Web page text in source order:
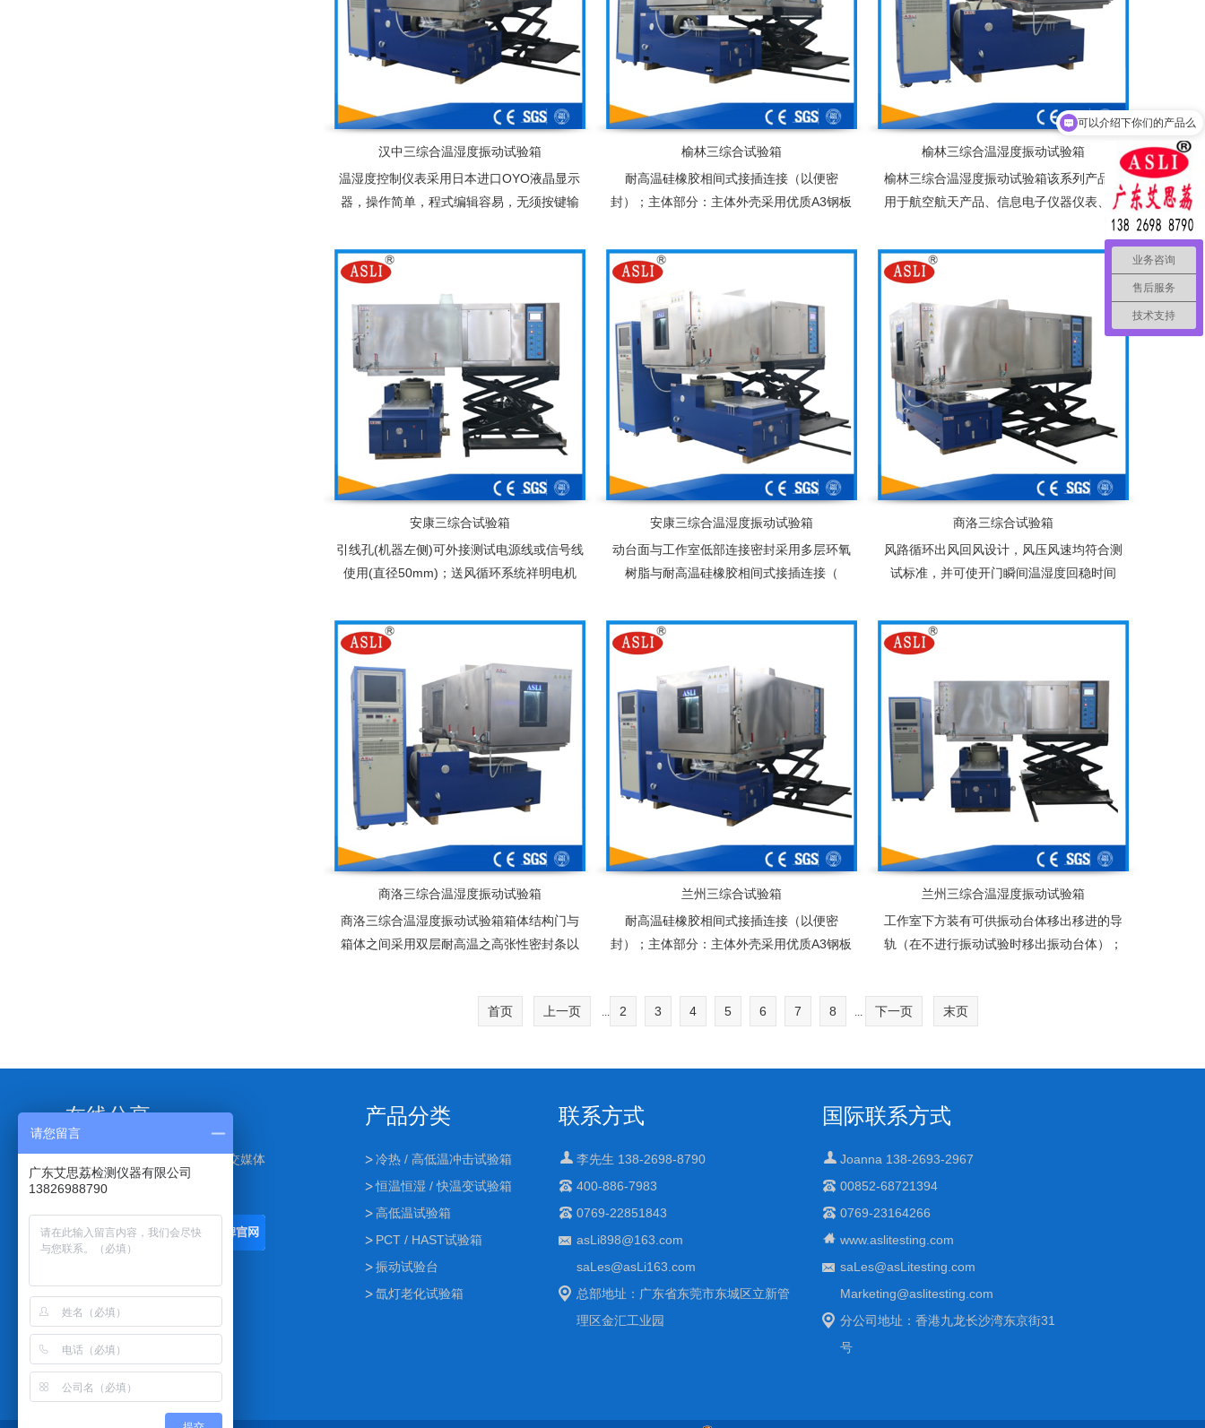
汉中三综合温湿度振动试验箱
温湿度控制仪表采用日本进口OYO液晶显示
器，操作简单，程式编辑容易，无须按键输
中英文可供选择，实时运转曲线图可由屏幕
榆林三综合试验箱
耐高温硅橡胶相间式接插连接（以便密
封）；主体部分：主体外壳采用优质A3钢板
钢镜面板保温介质为超细玻璃棉
榆林三综合温湿度振动试验箱
榆林三综合温湿度振动试验箱该系列产品适
用于航空航天产品、信息电子仪器仪表、材
料、电工、电子产品、各种电子元气件在温
度、湿度、振动、 环境下、检验其各性能项
安康三综合试验箱
引线孔(机器左侧)可外接测试电源线或信号线
使用(直径50mm)；送风循环系统祥明电机
安康三综合温湿度振动试验箱
动台面与工作室低部连接密封采用多层环氧
树脂与耐高温硅橡胶相间式接插连接（
商洛三综合试验箱
风路循环出风回风设计，风压风速均符合测
试标准，并可使开门瞬间温湿度回稳时间
窗1套、试品架2个、测试引线孔50mm1个固
商洛三综合温湿度振动试验箱
商洛三综合温湿度振动试验箱箱体结构门与
箱体之间采用双层耐高温之高张性密封条以
兰州三综合试验箱
耐高温硅橡胶相间式接插连接（以便密
封）；主体部分：主体外壳采用优质A3钢板
兰州三综合温湿度振动试验箱
工作室下方装有可供振动台体移出移进的导
轨（在不进行振动试验时移出振动台体）；
首页
上一页 ... 2 3 4 5 6 7 8 ... 下一页 末页
在线分享
点击下面按钮可分享到其他社交媒体
产品分类
冷热 / 高低温冲击试验箱
恒温恒湿 / 快温变试验箱
高低温试验箱
PCT / HAST试验箱
振动试验台
氙灯老化试验箱
联系方式
李先生 138-2698-8790
400-886-7983
0769-22851843
asLi898@163.com
saLes@asLi163.com
总部地址：广东省东莞市东城区立新管
理区金汇工业园
国际联系方式
Joanna 138-2693-2967
00852-68721394
0769-23164266
www.aslitesting.com
saLes@asLitesting.com
Marketing@aslitesting.com
分公司地址：香港九龙长沙湾东京街31
号
业务咨询
售后服务
技术支持
可以介绍下你们的产品么
请您留言
广东艾思荔检测仪器有限公司
13826988790